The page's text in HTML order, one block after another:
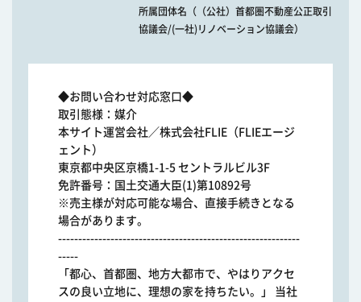
所属団体名（（公社）首都圏不動産公正取引
協議会/(一社)リノベーション協議会）
◆お問い合わせ対応窓口◆
取引態様：媒介
本サイト運営会社／株式会社FLIE（FLIEエージ
ェント）
東京都中央区京橋1-1-5 セントラルビル3F
免許番号：国土交通大臣(1)第10892号
※売主様が対応可能な場合、直接手続きとなる
場合があります。
------------------------------------------------------------
-----
「都心、首都圏、地方大都市で、やはりアクセ
スの良い立地に、理想の家を持ちたい。」 当社